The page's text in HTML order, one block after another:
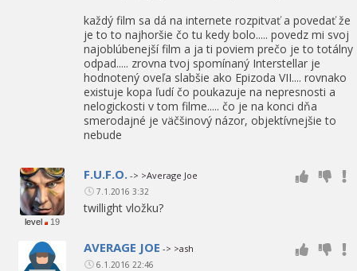
každý film sa dá na internete rozpitvať a povedať že
je to to najhoršie čo tu kedy bolo..... povedz mi svoj
najoblúbenejší film a ja ti poviem prečo je to totálny
odpad..... zrovna tvoj spomínaný Interstellar je
hodnotený oveľa slabšie ako Epizoda VII.... rovnako
existuje kopa ľudí čo poukazuje na nepresnosti a
nelogickosti v tom filme..... čo je na konci dňa
smerodajné je väčšinový názor, objektívnejšie to
nebude
level 19
F.U.F.O. -> >Average Joe
7.1.2016 3:32
twillight vložku?
AVERAGE JOE -> >ash
6.1.2016 22:46